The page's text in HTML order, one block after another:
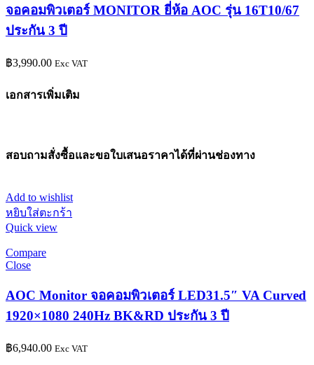
จอคอมพิวเตอร์ MONITOR ยี่ห้อ AOC รุ่น 16T10/67
ประกัน 3 ปี
฿3,990.00 Exc VAT
เอกสารเพิ่มเติม
สอบถามสั่งซื้อและขอใบเสนอราคาได้ที่ผ่านช่องทาง
Add to wishlist
หยิบใส่ตะกร้า
Quick view
Compare
Close
AOC Monitor จอคอมพิวเตอร์ LED31.5″ VA Curved
1920×1080 240Hz BK&RD ประกัน 3 ปี
฿6,940.00 Exc VAT